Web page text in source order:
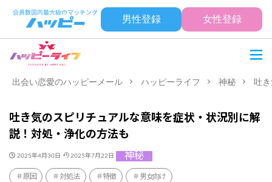
男性登録 女性登録
出会い恋愛のハッピーメール ハッピーライフ 神秘 吐
吐き気のスピリチュアルな意味を症状・状況別に解
説！対処・浄化の方法も
2025年4月30日 2025年7月22日 神秘
原因 対処法 特徴 男女向け